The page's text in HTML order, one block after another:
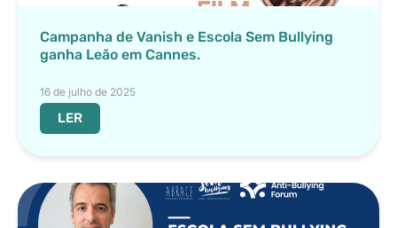
Campanha de Vanish e Escola Sem Bullying
ganha Leão em Cannes.
16 de julho de 2025
LER